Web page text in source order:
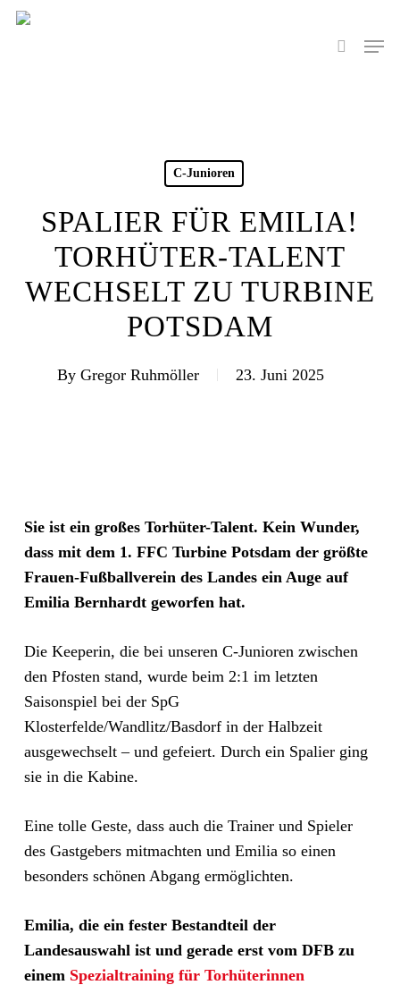
Skip
search
Menu
C-Junioren
SPALIER FÜR EMILIA!
TORHÜTER-TALENT
WECHSELT ZU TURBINE
POTSDAM
By Gregor Ruhmöller 23. Juni 2025
Sie ist ein großes Torhüter-Talent. Kein Wunder,
dass mit dem 1. FFC Turbine Potsdam der größte
Frauen-Fußballverein des Landes ein Auge auf
Emilia Bernhardt geworfen hat.
Die Keeperin, die bei unseren C-Junioren zwischen
den Pfosten stand, wurde beim 2:1 im letzten
Saisonspiel bei der SpG
Klosterfelde/Wandlitz/Basdorf in der Halbzeit
ausgewechselt – und gefeiert. Durch ein Spalier ging
sie in die Kabine.
Eine tolle Geste, dass auch die Trainer und Spieler
des Gastgebers mitmachten und Emilia so einen
besonders schönen Abgang ermöglichten.
Emilia, die ein fester Bestandteil der
Landesauswahl ist und gerade erst vom DFB zu
einem Spezialtraining für Torhüterinnen